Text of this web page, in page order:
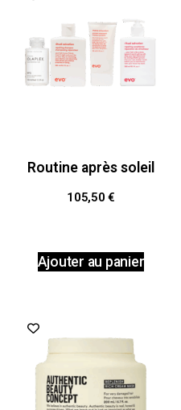
Routine après soleil
105,50€
Ajouter au panier